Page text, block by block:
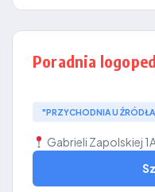
Poradnia
"PRZYCHODNIA U
Gabrieli Zapolskiej